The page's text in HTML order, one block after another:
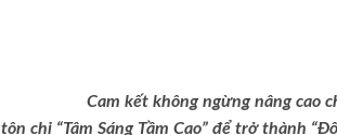
Cam kết không ngừng nâng cao
tôn chỉ “Tâm Sáng Tầm Cao” để trở thành